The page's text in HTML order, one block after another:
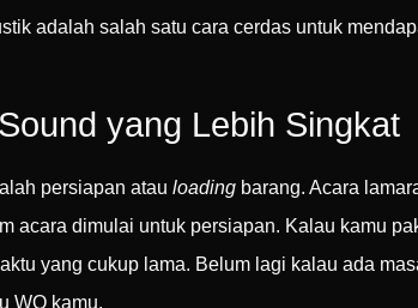
adalah salah satu cara cerdas untuk
yang Lebih Singkat
persiapan atau loading barang. Acara
acara dimulai untuk persiapan. Kalau kamu
yang cukup lama. Belum lagi kalau ada
WO kamu.